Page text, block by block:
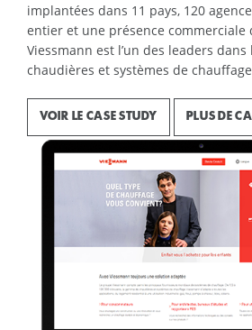
implantées dans 11 pays, 120
entier et une présence commerciale
Viessmann est l’un des leaders
chaudières et systèmes de
VOIR LE CASE STUDY PLUS DE